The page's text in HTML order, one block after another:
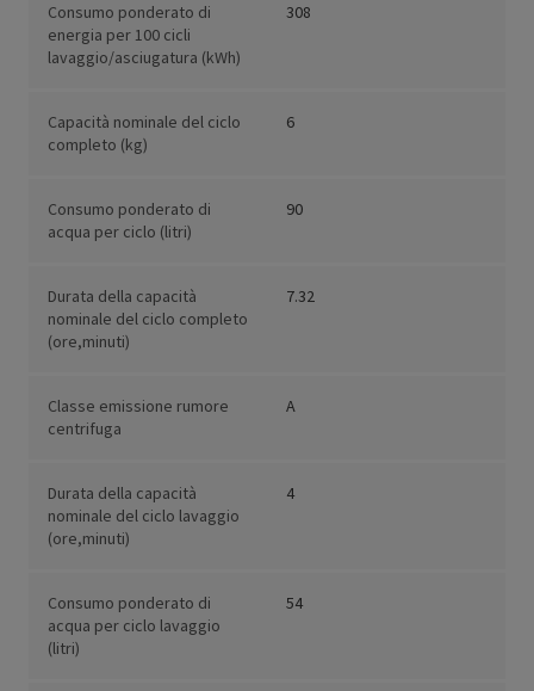
Consumo ponderato di
energia per 100 cicli
lavaggio/asciugatura (kWh)
308
Capacità nominale del ciclo
completo (kg)
6
Consumo ponderato di
acqua per ciclo (litri)
90
Durata della capacità
nominale del ciclo completo
(ore,minuti)
7.32
Classe emissione rumore
centrifuga
A
Durata della capacità
nominale del ciclo lavaggio
(ore,minuti)
4
Consumo ponderato di
acqua per ciclo lavaggio
(litri)
54